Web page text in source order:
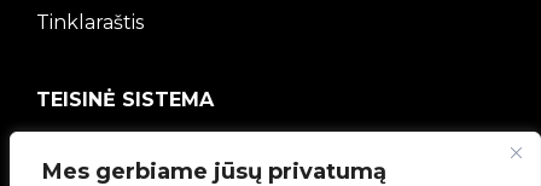
Mes gerbiame jūsų privatumą
Tinklaraštis
TEISINĖ SISTEMA
Privatumo politika